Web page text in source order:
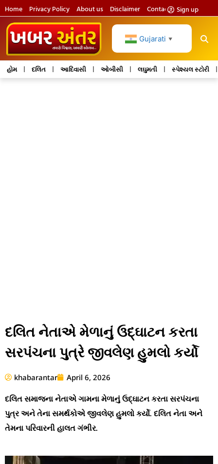
Home Privacy Policy About us Disclaimer Contact usSign up
Gujarati ▼
હોમ દલિત આદિવાસી ઓબીસી લઘુમતી સ્પેશ્યલ સ્ટોરી
દલિત નેતાએ મેળાનું ઉદ્ઘાટન કરતા
સરપંચના પુત્રે જીવલેણ હુમલો કર્યો
khabarantar April 6, 2026
દલિત સમાજના નેતાએ ગામના મેળાનું ઉદ્ઘાટન કરતા સરપંચના
પુત્ર અને તેના સમર્થકોએ જીવલેણ હુમલો કર્યો. દલિત નેતા અને
તેમના પરિવારની હાલત ગંભીર.